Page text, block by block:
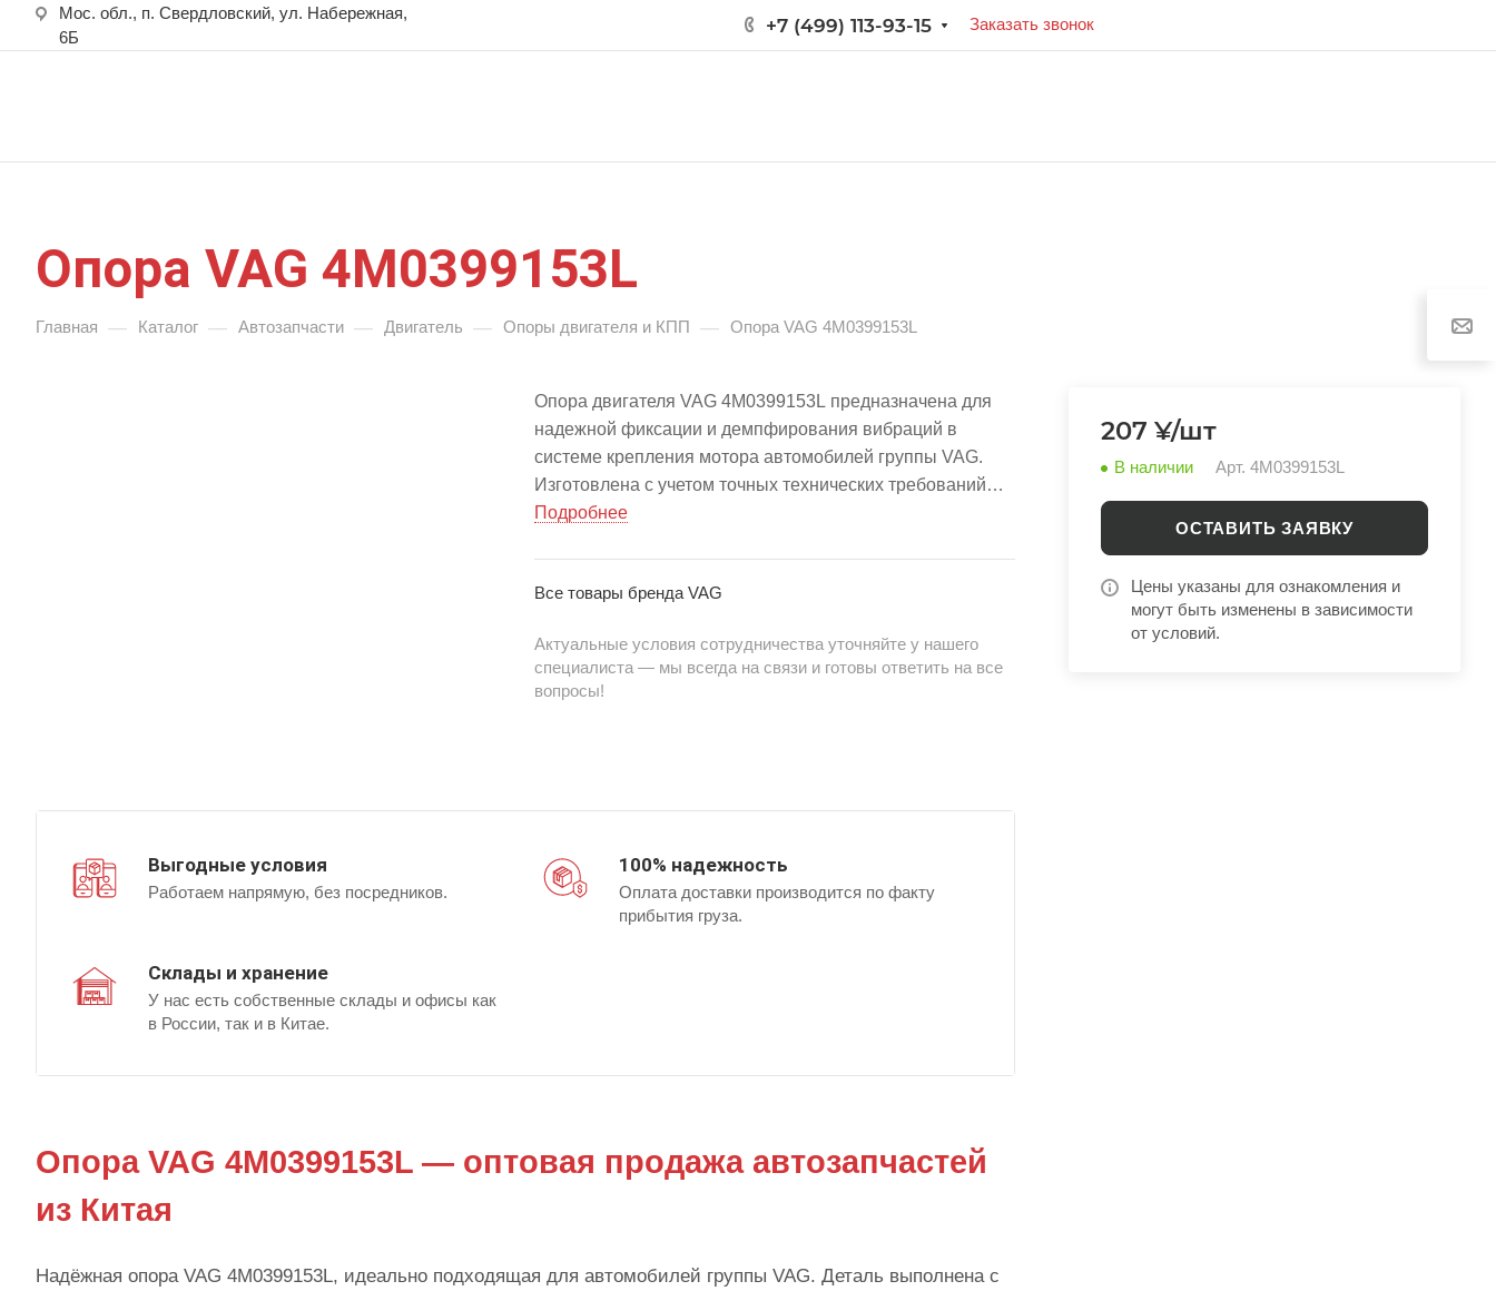
Мос. обл., п. Свердловский, ул. Набережная,
6Б
+7 (499) 113-93-15 Заказать звонок
Опора VAG 4M0399153L
Главная — Каталог — Автозапчасти — Двигатель — Опоры двигателя и КПП — Опора VAG 4M0399153L
207 ¥/шт
В наличии Арт. 4M0399153L
ОСТАВИТЬ ЗАЯВКУ
Цены указаны для ознакомления и
могут быть изменены в зависимости
от условий.
Опора двигателя VAG 4M0399153L предназначена для
надежной фиксации и демпфирования вибраций в
системе крепления мотора автомобилей группы VAG.
Изготовлена с учетом точных технических требований
оригинального оборудования, обеспечивает долгий срок
замене автозапчастей.
Подробнее
Все товары бренда VAG
Актуальные условия сотрудничества уточняйте у нашего
специалиста — мы всегда на связи и готовы ответить на все
вопросы!
Выгодные условия
Работаем напрямую, без посредников.
100% надежность
Оплата доставки производится по факту
прибытия груза.
Склады и хранение
У нас есть собственные склады и офисы как
в России, так и в Китае.
Опора VAG 4M0399153L — оптовая продажа автозапчастей
из Китая
Надёжная опора VAG 4M0399153L, идеально подходящая для автомобилей группы VAG. Деталь выполнена с